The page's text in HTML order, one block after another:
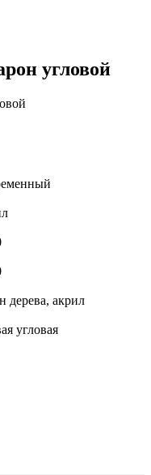
угловой
дерева, акрил
угловая